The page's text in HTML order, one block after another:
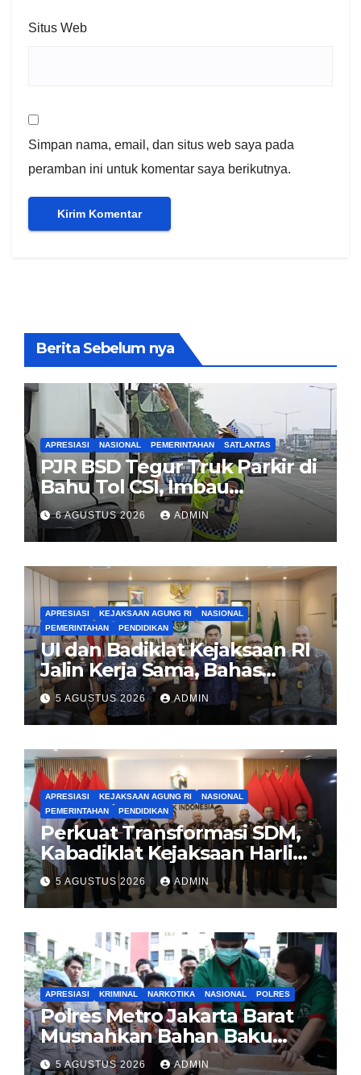
Situs Web
Simpan nama, email, dan situs web saya pada
peramban ini untuk komentar saya berikutnya.
Berita Sebelum nya
APRESIASI NASIONAL PEMERINTAHAN SATLANTAS
PJR BSD Tegur Truk Parkir di
Bahu Tol CSI, Imbau
Pengendara Tertib
6 AGUSTUS 2026 ADMIN
APRESIASI KEJAKSAAN AGUNG RI
NASIONAL
PEMERINTAHAN
PENDIDIKAN
UI dan Badiklat Kejaksaan RI
Jalin Kerja Sama, Bahas
Pembentukan Pusat Studi
Kajian Kejaksaan
5 AGUSTUS 2026 ADMIN
APRESIASI KEJAKSAAN AGUNG RI
NASIONAL
PEMERINTAHAN
PENDIDIKAN
Perkuat Transformasi SDM,
Kabadiklat Kejaksaan Harli
Siregar Jalin Sinergi dengan
LAN RI
5 AGUSTUS 2026 ADMIN
APRESIASI KRIMINAL NARKOTIKA NASIONAL POLRES
Polres Metro Jakarta Barat
Musnahkan Bahan Baku
Narkotika 1,1 Ton
5 AGUSTUS 2026 ADMIN